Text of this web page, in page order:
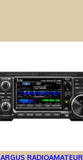
ARGUS RADIOAMATEUR